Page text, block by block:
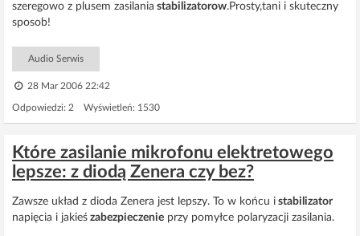
szeregowo z plusem zasilania stabilizatorow.Prosty,tani i skuteczny
sposob!
Audio Serwis
28 Mar 2006 22:42
Odpowiedzi: 2 Wyświetleń: 1530
Które zasilanie mikrofonu elektretowego
lepsze: z diodą Zenera czy bez?
Zawsze układ z dioda Zenera jest lepszy. To w końcu i stabilizator
napięcia i jakieś zabezpieczenie przy pomyłce polaryzacji zasilania.